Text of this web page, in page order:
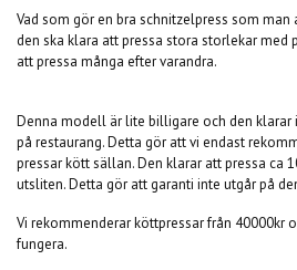
Vad som gör en bra schnitzelpress som
den ska klara att pressa stora storlekar med
att pressa många efter varandra.
Denna modell är lite billigare och den klarar
på restaurang. Detta gör att vi endast
pressar kött sällan. Den klarar att pressa ca
utsliten. Detta gör att garanti inte utgår på
Vi rekommenderar köttpressar från 40000kr
fungera.